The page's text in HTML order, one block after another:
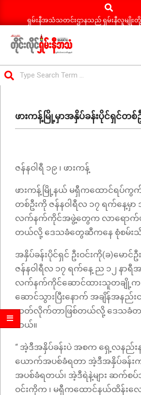
Search
ရှမ်းနီအသံသတင်းဌာနသည် ရှမ်းနီလူမျိုး
ရှမ်း
နီ
သတင်း
Menuဖားကန့်မြို့မှာအနှိပ်ခန်းပိုင်ရှင်တ
ဇန်နဝါရီ ၁၉ ၊ ဖားကန့်
ဖားကန့်မြို့နယ် မရှီကထောင်ရပ်ကွက်
တစ်ဦးကို ဇန်နဝါရီလ ၁၇ ရက်နေ့မှ
လက်နက်ကိုင်အဖွဲ့တွေက လာရောက်
တယ်လို့ ဒေသခံတွေဆီကနေ စုံစမ်း
အနှိပ်ခန်းပိုင်ရှင် ဦးဝင်းကို(ခ)မောင်
ဇန်နဝါရီလ ၁၇ ရက်နေ့ ည ၁၂ နာရီအ
လက်နက်ကိုင်ဆောင်ထားသူတချို့က ဖ
ဆောင်သွားပြီးနောက် အချိန်အနည်
သတ်လိုက်တာဖြစ်တယ်လို့ ဒေသခံတစ်ဦ
တယ်။
“ အဲ့ဒီအနှိပ်ခန်းပဲ အစက ရှေ့လနည်
ယောက်အပစ်ခံရတာ အဲ့ဒီအနှိပ်ခန်
အပစ်ခံရတယ်၊ အဲ့ဒီရဲနဲ့များ ဆက်စပ်
ဝင်းကိုက ၊ မရှီကထောင်နယ်ထိန်း